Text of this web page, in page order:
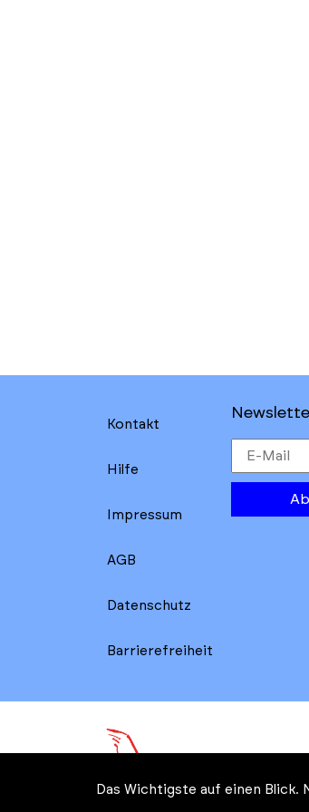
Kontakt
Hilfe
Impressum
AGB
Datenschutz
Barrierefreiheit
Das Wichtigste auf einen